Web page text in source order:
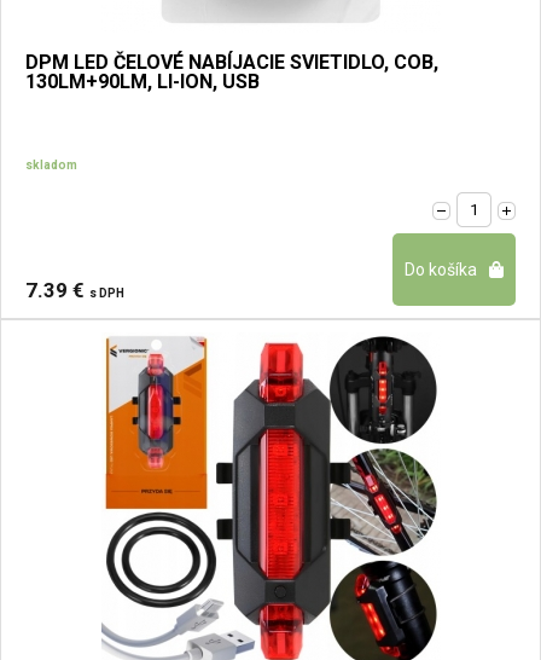
DPM LED ČELOVÉ NABÍJACIE SVIETIDLO, COB,
130LM+90LM, LI-ION, USB
skladom
7.39 € s DPH